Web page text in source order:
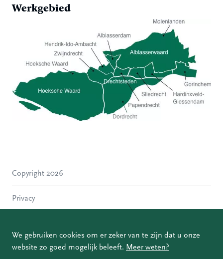
We gebruiken cookies om er zeker van te zijn dat u onze
website zo goed mogelijk beleeft. Meer weten?
Werkgebied
Molenlanden
Papendrecht
Gorinchem
Copyright 2026
Privacy
Coordinated Vulnerability Disclosure